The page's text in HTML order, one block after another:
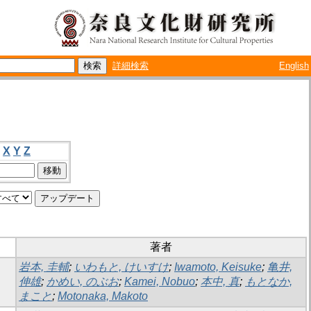
詳細検索 English
X Y Z
著者
岩本, 圭輔; いわもと, けいすけ; Iwamoto, Keisuke; 亀井,
伸雄; かめい, のぶお; Kamei, Nobuo; 本中, 真; もとなか,
まこと; Motonaka, Makoto